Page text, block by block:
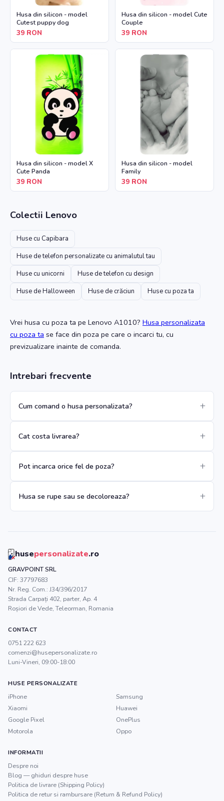
Husa din silicon - model
Cutest puppy dog
39 RON
Husa din silicon - model Cute
Couple
39 RON
Husa din silicon - model X
Cute Panda
39 RON
Husa din silicon - model
Family
39 RON
Colectii Lenovo
Huse cu Capibara
Huse de telefon personalizate cu animalutul tau
Huse cu unicorni
Huse de telefon cu design
Huse de Halloween
Huse de crăciun Huse cu poza ta
Vrei husa cu poza ta pe Lenovo A1010? Husa personalizata
cu poza ta se face din poza pe care o incarci tu, cu
previzualizare inainte de comanda.
Intrebari frecvente
Cum comand o husa personalizata?
Cat costa livrarea?
Pot incarca orice fel de poza?
Husa se rupe sau se decoloreaza?
husepersonalizate.ro
GRAVPOINT SRL
CIF: 37797683
Nr. Reg. Com.: J34/396/2017
Strada Carpați 402, parter, Ap. 4
Roșiori de Vede,Teleorman, Romania
CONTACT
0751 222 623
comenzi@husepersonalizate.ro
Luni-Vineri, 09:00-18:00
HUSE PERSONALIZATE
iPhone
Samsung
Xiaomi
Huawei
Google Pixel
OnePlus
Motorola
Oppo
INFORMATII
Despre noi
Blog — ghiduri despre huse
Politica de livrare (Shipping Policy)
Politica de retur si rambursare (Return & Refund Policy)